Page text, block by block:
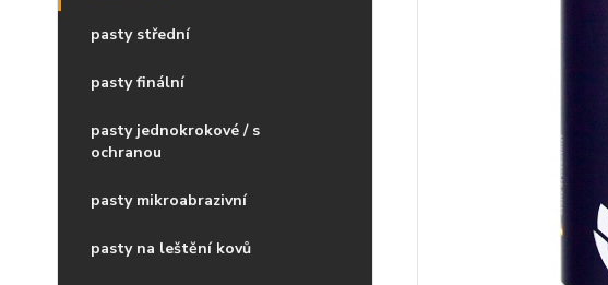
pasty střední
pasty finální
pasty jednokrokové / s
ochranou
pasty mikroabrazivní
pasty na leštění kovů